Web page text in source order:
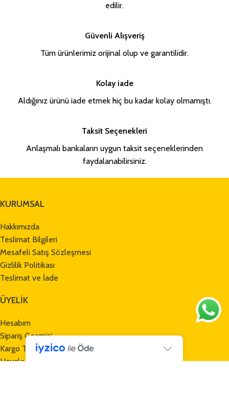
edilir.
Güvenli Alışveriş
Tüm ürünlerimiz orijinal olup ve garantilidir.
Kolay iade
Aldığınız ürünü iade etmek hiç bu kadar kolay olmamıştı.
Taksit Seçenekleri
Anlaşmalı bankaların uygun taksit seçeneklerinden
faydalanabilirsiniz.
KURUMSAL
Hakkımızda
Teslimat Bilgileri
Mesafeli Satış Sözleşmesi
Gizlilik Politikası
Teslimat ve İade
ÜYELİK
Hesabım
Sipariş Geçmişi
Kargo Takibi
Havale Bildirim Formu